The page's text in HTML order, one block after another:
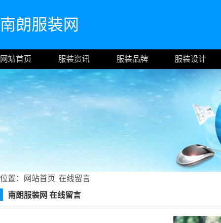
南朗服装网
网站首页 服装资讯 服装品牌 服装设计
位置： 网站首页| 在线留言
南朗服装网 在线留言